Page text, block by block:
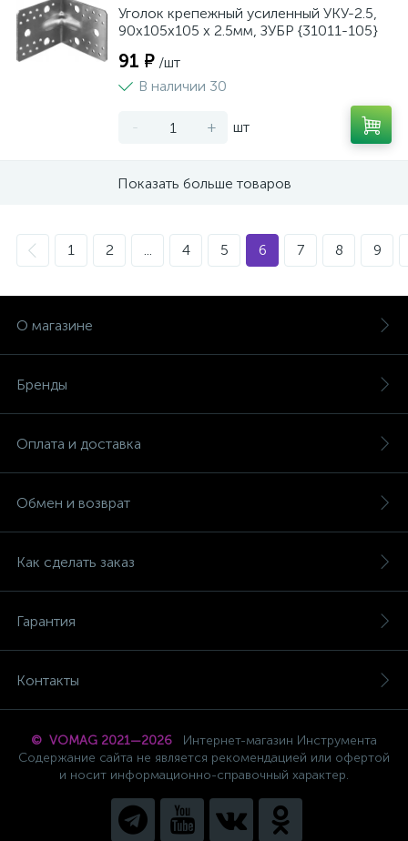
Уголок крепежный усиленный УКУ-2.5,
90х105х105 х 2.5мм, ЗУБР {31011-105}
91 ₽ /шт
В наличии 30
- + шт
Показать больше товаров
1 2 ... 4 5 6 7 8 9
О магазине
Бренды
Оплата и доставка
Обмен и возврат
Как сделать заказ
Гарантия
Контакты
© VOMAG 2021—2026
Интернет-магазин Инструмента
Содержание сайта не является рекомендацией или офертой
и носит информационно-справочный характер.